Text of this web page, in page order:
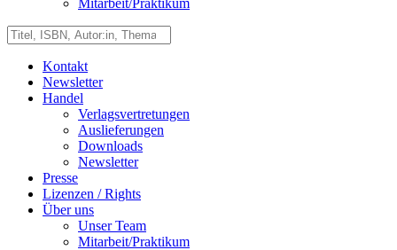
Mitarbeit/Praktikum
Kontakt
Newsletter
Handel
Verlagsvertretungen
Auslieferungen
Downloads
Newsletter
Presse
Lizenzen / Rights
Über uns
Unser Team
Mitarbeit/Praktikum